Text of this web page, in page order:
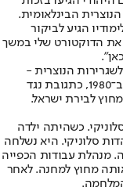
הבינלאומית.
הגיע לביקור
את הדוקטורט שלי במשך
יורגן בולר לשגרירות הנוצרית -
ארגון של נוצרים אוהבי ישראל שהוקם בירושלים ב־1980, כתגובת נגד
לבירת ישראל.
כשהיתה ילדה
סלוניקי. היא נשלחה
מנהלת עבודות הכפייה
מחוץ למחנה. לאחר